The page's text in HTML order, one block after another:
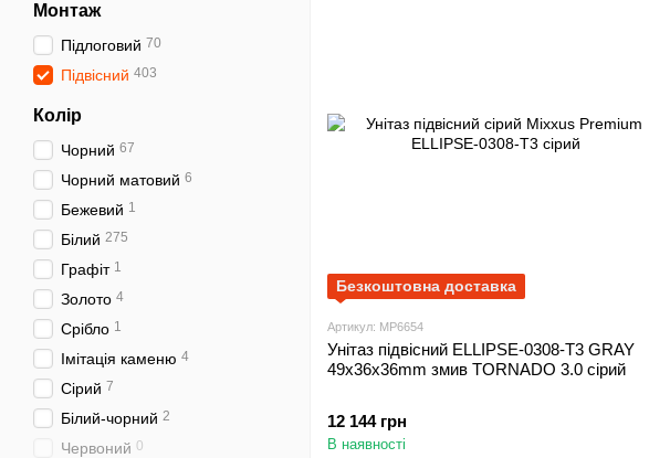
Безкоштовна доставка
Артикул: MP6654
Унітаз підвісний ELLIPSE-0308-T3 GRAY
49x36x36mm змив TORNADO 3.0 сірий
12 144 грн
В наявності
Монтаж
Підлоговий 70
Підвісний 403
Колір
Чорний 67
Чорний матовий 6
Бежевий 1
Білий 275
Графіт 1
Золото 4
Срібло 1
Імітація каменю 4
Сірий 7
Білий-чорний 2
Червоний 0